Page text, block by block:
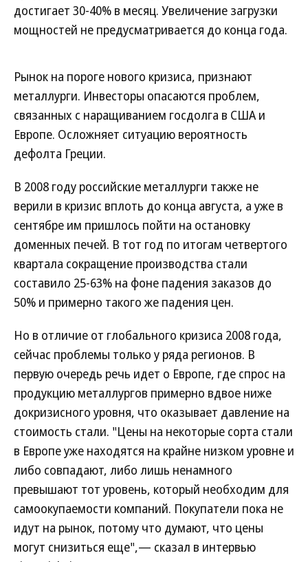
достигает 30-40% в месяц. Увеличение загрузки
мощностей не предусматривается до конца года.
Рынок на пороге нового кризиса, признают
металлурги. Инвесторы опасаются проблем,
связанных с наращиванием госдолга в США и
Европе. Осложняет ситуацию вероятность
дефолта Греции.
В 2008 году российские металлурги также не
верили в кризис вплоть до конца августа, а уже в
сентябре им пришлось пойти на остановку
доменных печей. В тот год по итогам четвертого
квартала сокращение производства стали
составило 25-63% на фоне падения заказов до
50% и примерно такого же падения цен.
Но в отличие от глобального кризиса 2008 года,
сейчас проблемы только у ряда регионов. В
первую очередь речь идет о Европе, где спрос на
продукцию металлургов примерно вдвое ниже
докризисного уровня, что оказывает давление на
стоимость стали. "Цены на некоторые сорта стали
в Европе уже находятся на крайне низком уровне и
либо совпадают, либо лишь ненамного
превышают тот уровень, который необходим для
самоокупаемости компаний. Покупатели пока не
идут на рынок, потому что думают, что цены
могут снизиться еще",— сказал в интервью